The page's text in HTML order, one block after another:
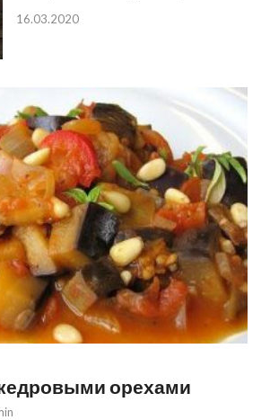
16.03.2020
орехами